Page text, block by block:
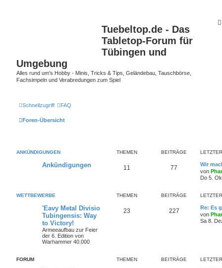
Tuebeltop.de - Das
Tabletop-Forum für
Tübingen und
Umgebung
Alles rund um's Hobby - Minis, Tricks & Tips, Geländebau, Tauschbörse,
Fachsimpeln und Verabredungen zum Spiel
Schnellzugriff FAQ
Foren-Übersicht
ANKÜNDIGUNGEN THEMEN BEITRÄGE
Ankündigungen 11 77
Wir
von
Do 5.
WETTBEWERBE THEMEN BEITRÄGE
'Eavy Metal Divisio
Tubingensis: Way
to Victory!
Armeeaufbau zur Feier
der 6. Edition von
Warhammer 40.000
23 227
Re: Es
von
Sa 8.
FORUM THEMEN BEITRÄGE